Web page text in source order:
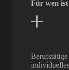
Für wen ist